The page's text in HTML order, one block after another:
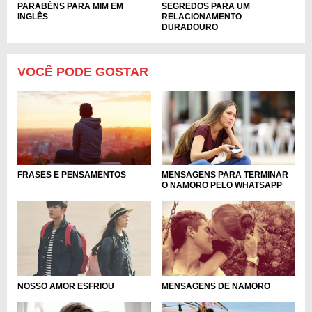
PARABÉNS PARA MIM EM
INGLÊS
SEGREDOS PARA UM
RELACIONAMENTO
DURADOURO
VOCÊ PODE GOSTAR
FRASES E PENSAMENTOS
MENSAGENS PARA TERMINAR
O NAMORO PELO WHATSAPP
NOSSO AMOR ESFRIOU MENSAGENS DE NAMORO